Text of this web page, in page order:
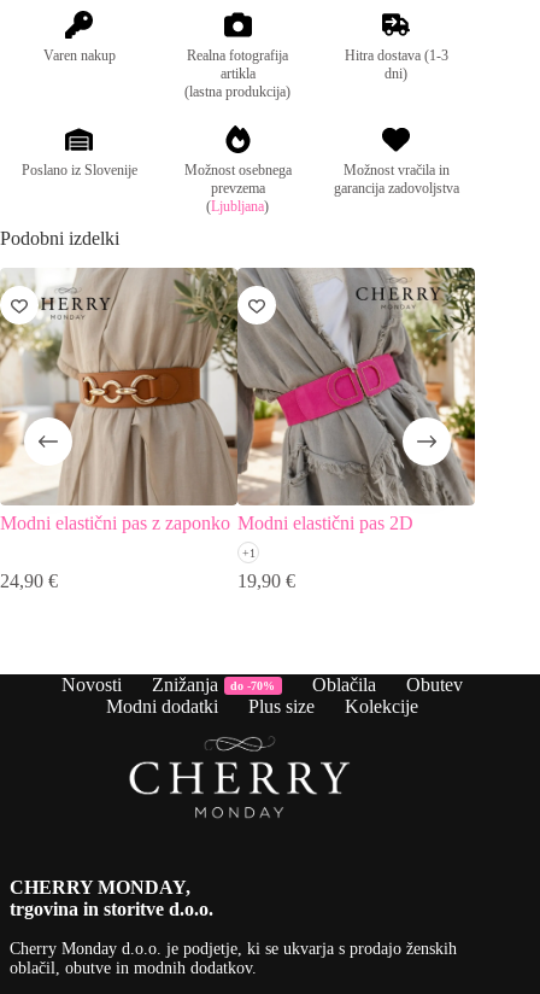
Varen nakup
Realna fotografija
artikla
(lastna produkcija)
Hitra dostava (1-3
dni)
Poslano iz Slovenije
Možnost osebnega
prevzema
(Ljubljana)
Možnost vračila in
garancija zadovoljstva
Podobni izdelki
Modni elastični pas z zaponko
24,90 €
Modni elastični pas 2D
+1
19,90€
Novosti Znižanja do -70% Oblačila
Obutev
Modni dodatki
Plus size Kolekcije
CHERRY MONDAY,
trgovina in storitve d.o.o.
Cherry Monday d.o.o. je podjetje, ki se ukvarja s prodajo ženskih
oblačil, obutve in modnih dodatkov.